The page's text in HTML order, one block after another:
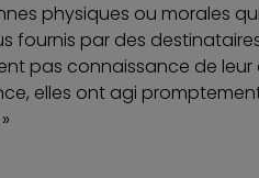
physiques ou morales
fournis par des
pas connaissance de
elles ont agi